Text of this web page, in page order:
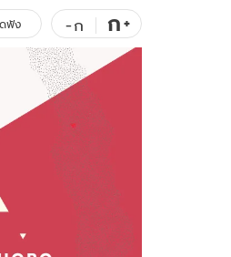
ดูทีวี
WeTV
ฟัง -ก ก+